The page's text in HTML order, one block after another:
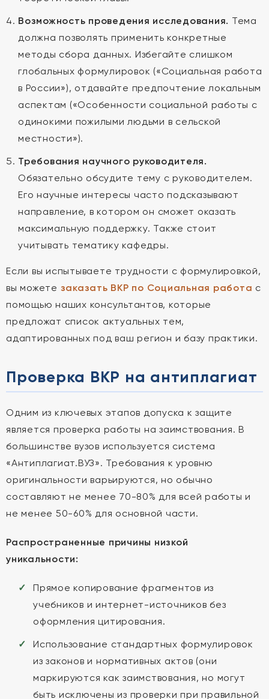
Возможность проведения исследования. Тема
должна позволять применить конкретные
методы сбора данных. Избегайте слишком
глобальных формулировок («Социальная работа
в России»), отдавайте предпочтение локальным
аспектам («Особенности социальной работы с
одинокими пожилыми людьми в сельской
местности»).
Требования научного руководителя.
Обязательно обсудите тему с руководителем.
Его научные интересы часто подсказывают
направление, в котором он сможет оказать
максимальную поддержку. Также стоит
учитывать тематику кафедры.
Если вы испытываете трудности с формулировкой,
вы можете заказать ВКР по Социальная работа с
помощью наших консультантов, которые
предложат список актуальных тем,
адаптированных под ваш регион и базу практики.
Проверка ВКР на антиплагиат
Одним из ключевых этапов допуска к защите
является проверка работы на заимствования. В
большинстве вузов используется система
«Антиплагиат.ВУЗ». Требования к уровню
оригинальности варьируются, но обычно
составляют не менее 70-80% для всей работы и
не менее 50-60% для основной части.
Распространенные причины низкой
уникальности:
Прямое копирование фрагментов из
учебников и интернет-источников без
оформления цитирования.
Использование стандартных формулировок
из законов и нормативных актов (они
маркируются как заимствования, но могут
быть исключены из проверки при правильной